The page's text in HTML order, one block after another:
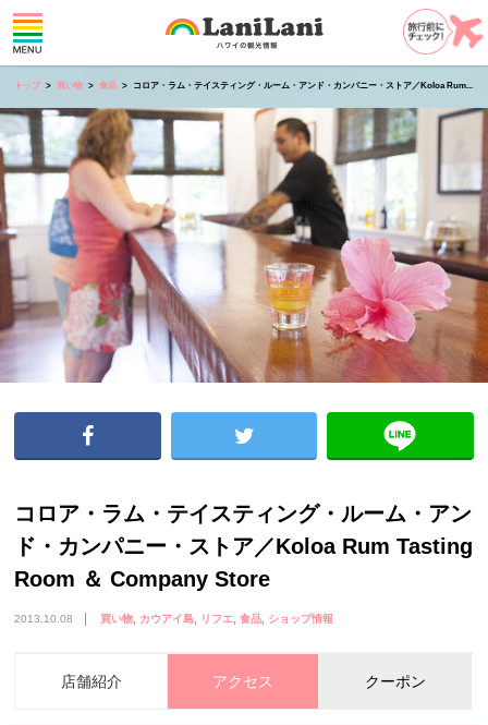
トップ 買い物 食品 コロア・ラム・テイスティング・ルーム・アンド・カンパニー・ストア／Koloa Rum...
コロア・ラム・テイスティング・ルーム・アン
ド・カンパニー・ストア／Koloa Rum Tasting
Room ＆ Company Store
2013.10.08 買い物 カウアイ島 リフエ 食品 ショップ情報
店舗紹介 アクセス クーポン